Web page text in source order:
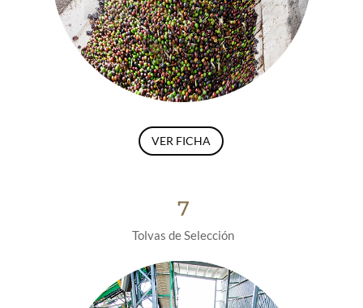
VER FICHA
7
Tolvas de Selección